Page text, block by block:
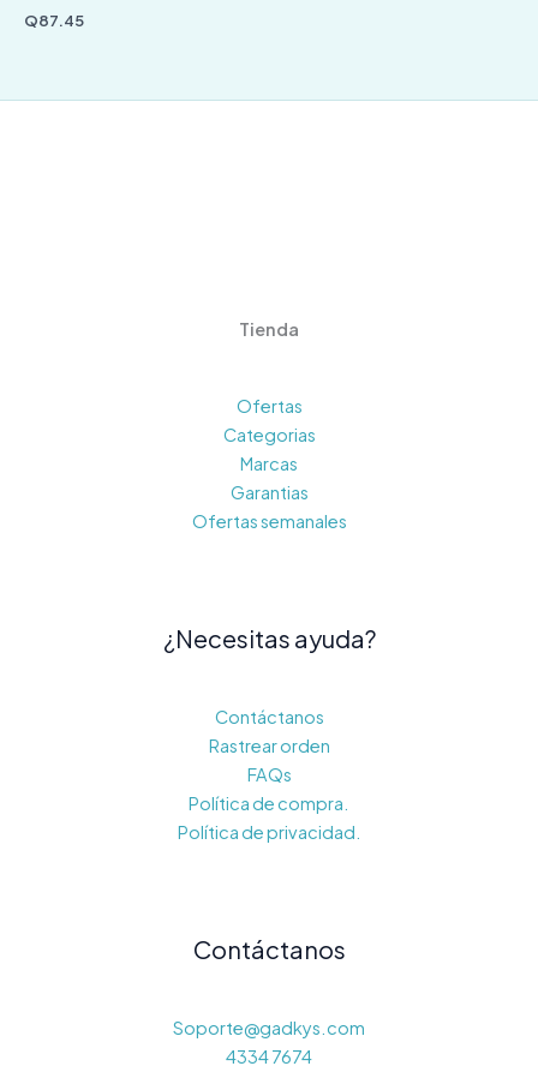
Q87.45
Tienda
Ofertas
Categorias
Marcas
Garantias
Ofertas semanales
¿Necesitas ayuda?
Contáctanos
Rastrear orden
FAQs
Política de compra.
Política de privacidad.
Contáctanos
Soporte@gadkys.com
4334 7674